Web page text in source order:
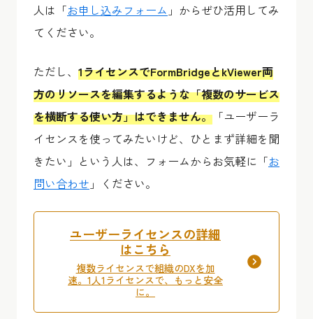
人は「お申し込みフォーム 」からぜひ活用してみ
てください。
ただし、 1ライセンスでFormBridgeとkViewer両
方のリソースを編集するような「複数のサービス
を横断する使い方」はできません。 「ユーザーラ
イセンスを使ってみたいけど、ひとまず詳細を聞
きたい」という人は、フォームからお気軽に「お
問い合わせ 」ください。
ユーザーライセンスの詳細
はこちら
複数ライセンスで組織のDXを加
速。1人1ライセンスで、もっと安全
に。